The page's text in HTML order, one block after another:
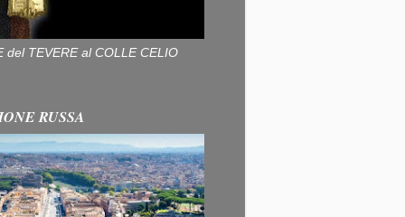
del TEVERE al COLLE CELIO
RUSSA